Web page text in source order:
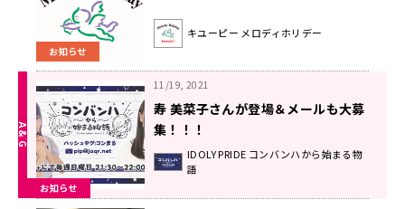
お知らせ
キユーピー メロディホリデー
お知らせ
11/19, 2021
寿 美菜子さんが登場＆メールも大募
集！！！
IDOLY PRIDEコンバンハから始まる
物語
IDOLY PRIDE コンバンハから始まる物
語